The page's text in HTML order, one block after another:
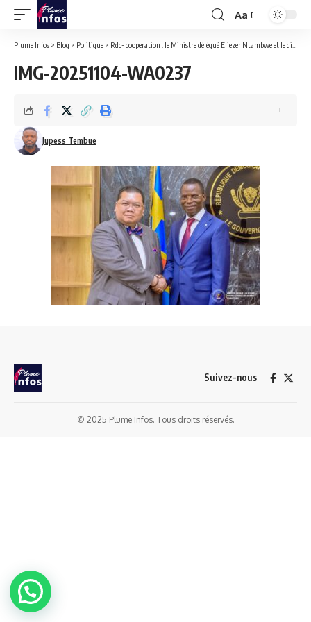
Font
Resizer
Aa
Plume Infos > Blog > Politique > Rdc- cooperation : le Ministre délégué Eliezer Ntambwe et le diplomate américain Peter Pham échangent sur la situation des anciens combattants en RDC.
IMG-20251104-WA0237
Jupess Tembue
Suivez-nous
© 2025 Plume Infos. Tous droits réservés.